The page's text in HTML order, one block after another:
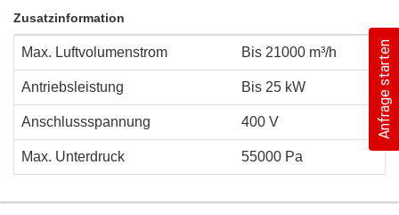
Anfrage starten
Zusatzinformation
Max. Luftvolumenstrom Bis 21000 m³/h
Antriebsleistung Bis 25 kW
Anschlussspannung 400 V
Max. Unterdruck 55000 Pa